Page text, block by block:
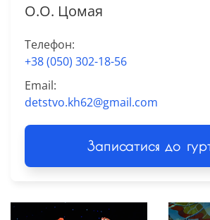
О.О. Цомая
Телефон:
+38 (050) 302-18-56
Email:
detstvo.kh62@gmail.com
Записатися до